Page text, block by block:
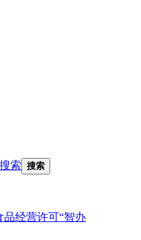
搜索 搜索
经营许可“智办